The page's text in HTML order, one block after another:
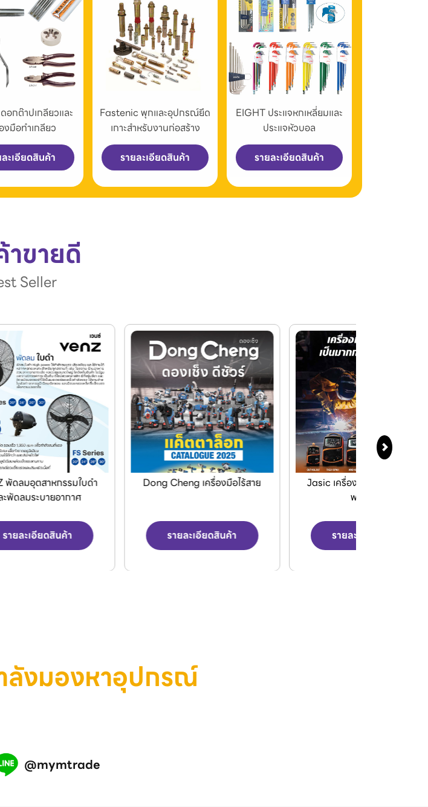
อกต๊าปเกลียวและ
งมือทำเกลียว
ะเอียดสินค้า
Fastenic พุกและอุปกรณ์ยึด
เกาะสำหรับงานก่อสร้าง
รายละเอียดสินค้า
EIGHT ประแจหกเหลี่ยมและ
ประแจหัวบอล
รายละเอียดสินค้า
ขายดี
Seller
Dong Cheng เครื่องมือไร้สาย
รายละเอียดสินค้า
Jasic เครื่องเชื่อมและเครื่องตัด
รายละเอียดสินค้า
ลังมองหาอุปกรณ์
@mymtrade